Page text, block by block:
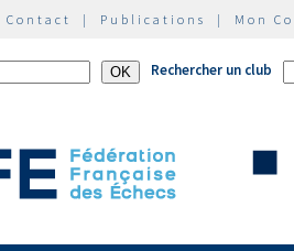
Contact | Publications | Mon
Rechercher un club